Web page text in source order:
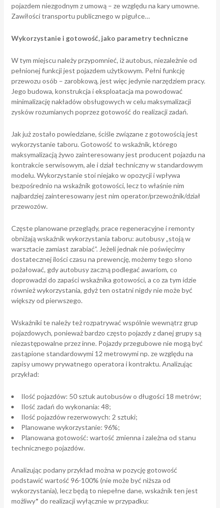
pojazdem niezgodnym z umową – ze względu na kary umowne.
Zawiłości transportu publicznego w pigułce…
Wykorzystanie i gotowość, jako parametry techniczne
W tym miejscu należy przypomnieć, iż autobus, niezależnie od
pełnionej funkcji jest pojazdem użytkowym. Pełni funkcję
przewozu osób – zarobkową, jest więc jedynie narzędziem pracy.
Jego budowa, konstrukcja i eksploatacja ma powodować
minimalizację nakładów obsługowych w celu maksymalizacji
zysków rozumianych poprzez gotowość do realizacji zadań.
Jak już zostało powiedziane, ściśle związane z gotowością jest
wykorzystanie taboru. Gotowość to wskaźnik, którego
maksymalizacją żywo zainteresowany jest producent pojazdu na
kontrakcie serwisowym, ale i dział techniczny w standardowym
modelu. Wykorzystanie stoi niejako w opozycji i wpływa
bezpośrednio na wskaźnik gotowości, lecz to właśnie nim
najbardziej zainteresowany jest nim operator/przewoźnik/dział
przewozów.
Częste planowane przeglądy, prace regeneracyjne i remonty
obniżają wskaźnik wykorzystania taboru: autobusy „stoją w
warsztacie zamiast zarabiać”. Jeżeli jednak nie poświęcimy
dostatecznej ilości czasu na prewencję, możemy tego słono
pożałować, gdy autobusy zaczną podlegać awariom, co
doprowadzi do zapaści wskaźnika gotowości, a co za tym idzie
również wykorzystania, gdyż ten ostatni nigdy nie może być
większy od pierwszego.
Wskaźniki te należy też rozpatrywać wspólnie wewnątrz grup
pojazdowych, ponieważ bardzo często pojazdy z danej grupy są
niezastępowalne przez inne. Pojazdy przegubowe nie mogą być
zastąpione standardowymi 12 metrowymi np. ze względu na
zapisy umowy prywatnego operatora i kontraktu. Analizując
przykład:
Ilość pojazdów: 50 sztuk autobusów o długości 18 metrów;
Ilość zadań do wykonania: 48;
Ilość pojazdów rezerwowych: 2 sztuki;
Planowane wykorzystanie: 96%;
Planowana gotowość: wartość zmienna i zależna od stanu
technicznego pojazdów.
Analizując podany przykład można w pozycję gotowość
podstawić wartość 96-100% (nie może być niższa od
wykorzystania), lecz będą to niepełne dane, wskaźnik ten jest
możliwy* do realizacji wyłącznie w przypadku: